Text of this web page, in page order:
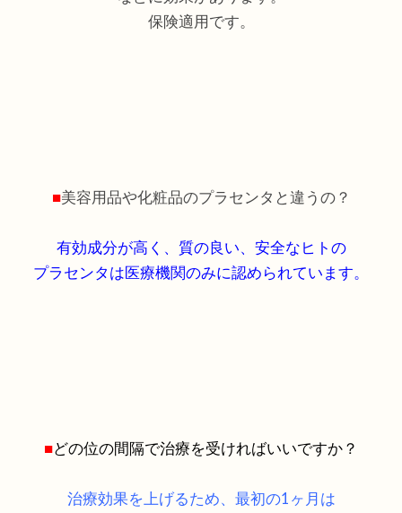
保険適用です。
■美容用品や化粧品のプラセンタと違うの？
有効成分が高く、質の良い、安全なヒトの
プラセンタは医療機関のみに認められています。
■どの位の間隔で治療を受ければいいですか？
治療効果を上げるため、最初の1ヶ月は